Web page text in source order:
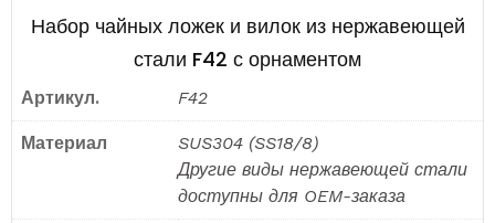
Набор чайных ложек и вилок из нержавеющей
стали F42 с орнаментом
Артикул. F42
Материал
SUS304 (SS18/8)
Другие виды нержавеющей стали
доступны для OEM-заказа